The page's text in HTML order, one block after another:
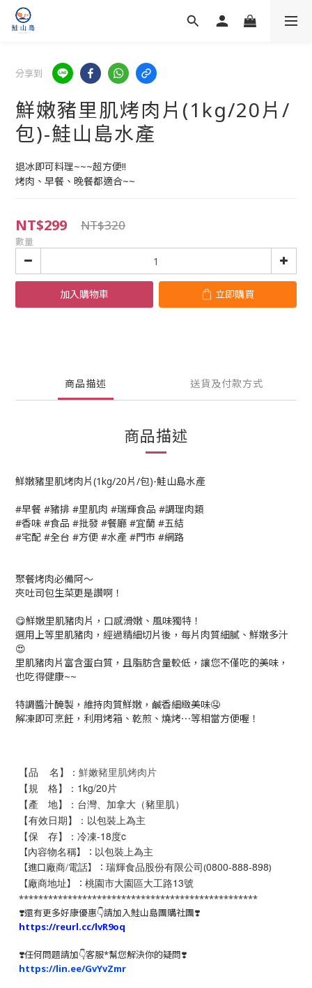
分享到
鮮嫩豬里肌烤肉片(1kg/20片/
包)-鮭山島水產
退冰即可料理~~~超方便!!
烤肉、早餐、晚餐都適合~~
NT$299 NT$320
數量
加入購物車 立即購買
商品描述 送貨及付款方式
商品描述
鮮嫩豬里肌烤肉片(1kg/20片/包)-鮭山島水產
#早餐 #豬排 #里肌肉 #瑞輝食品 #調理肉類
#香味 #食品 #批發 #餐廳 #宜蘭 #五結
#宅配 #全台 #方便 #水產 #門市 #網路
聚餐烤肉必備阿～
夾吐司包生菜更是讚啊！
😋鮮嫩里肌豬肉片，口感滑嫩、風味獨特！
選用上等里肌豬肉，經過精細切片後，每片肉質細膩、鮮嫩多汁
😍
里肌豬肉片富含蛋白質，且脂肪含量較低，讓您不僅吃的美味，
也吃得健康~~
特調醬汁醃製，維持肉質鮮嫩，鹹香細緻美味🤤
解凍即可烹飪，利用烤箱、乾煎、燒烤⋯等相當方便喔！
【品 名】： 鮮嫩豬里肌烤肉片
【規 格】：1kg/20片
【產 地】：台灣、加拿大（豬里肌）
【有效日期】：以包裝上為主
【保 存】：冷凍-18度c
【內容物名稱】： 以包裝上為主
【進口廠商/電話】： 瑞輝食品股份有限公司(0800-888-898)
【廠商地址】： 桃園市大園區大工路13號
*************************************************
❣️還有更多好康優惠👇請加入鮭山島團購社團❣️
https://reurl.cc/lvR9oq
❣️任何問題請加👇客服*幫您解決你的疑問❣️
https://lin.ee/GvYvZmr